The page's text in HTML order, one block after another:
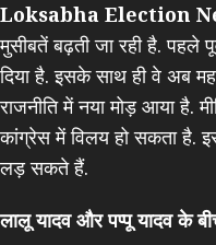
Loksabha Election
मुसीबतें बढ़ती जा रही है. पहले
दिया है. इसके साथ ही वे अब
राजनीति में नया मोड़ आया है.
कांग्रेस में विलय हो सकता है.
लड़ सकते हैं.
लालू यादव और पप्पू यादव के